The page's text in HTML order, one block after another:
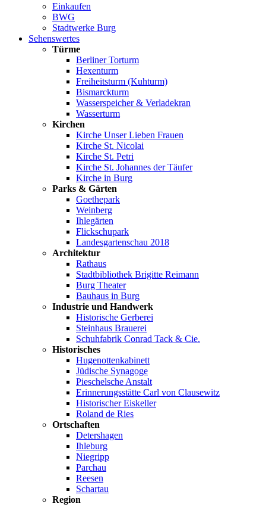
Einkaufen
BWG
Stadtwerke Burg
Sehenswertes
Türme
Berliner Torturm
Hexenturm
Freiheitsturm (Kuhturm)
Bismarckturm
Wasserspeicher & Verladekran
Wasserturm
Kirchen
Kirche Unser Lieben Frauen
Kirche St. Nicolai
Kirche St. Petri
Kirche St. Johannes der Täufer
Kirche in Burg
Parks & Gärten
Goethepark
Weinberg
Ihlegärten
Flickschupark
Landesgartenschau 2018
Architektur
Rathaus
Stadtbibliothek Brigitte Reimann
Burg Theater
Bauhaus in Burg
Industrie und Handwerk
Historische Gerberei
Steinhaus Brauerei
Schuhfabrik Conrad Tack & Cie.
Historisches
Hugenottenkabinett
Jüdische Synagoge
Pieschelsche Anstalt
Erinnerungsstätte Carl von Clausewitz
Historischer Eiskeller
Roland de Ries
Ortschaften
Detershagen
Ihleburg
Niegripp
Parchau
Reesen
Schartau
Region